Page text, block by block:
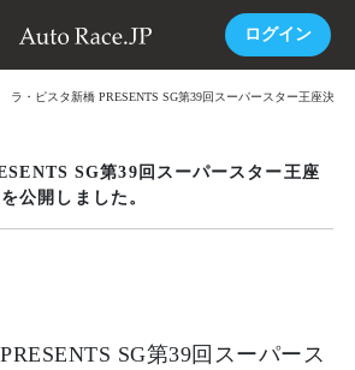
ログイン
ラ・ピスタ新橋 PRESENTS SG第39回スーパースター王座決
SG第39回スーパースター王座
公開しました。
SG第39回スーパース